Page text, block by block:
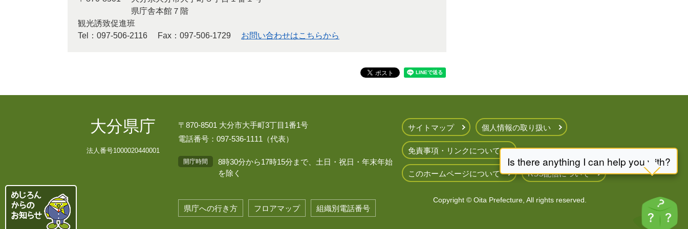
県庁舎本館７階
観光誘致促進班
Tel：097-506-2116
Fax：097-506-1729 お問い合わせはこちらから
大分県庁
法人番号1000020440001
〒870-8501 大分市大手町3丁目1番1号
電話番号：097-536-1111（代表）
開庁時間
8時30分から17時15分まで、土日・祝日・年末年始
を除く
県庁への行き方 フロアマップ 組織別電話番号
サイトマップ 個人情報の取り扱い
免責事項・リンクについて
このホームページについて RSS配信について
Copyright © Oita Prefecture, All rights reserved.